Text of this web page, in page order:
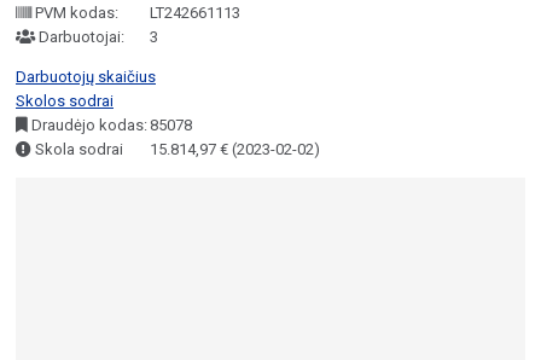
PVM kodas:
LT242661113
Darbuotojai:
3
Darbuotojų skaičius
Skolos sodrai
Draudėjo kodas:85078
Skola sodrai
15.814,97 € (2023-02-02)